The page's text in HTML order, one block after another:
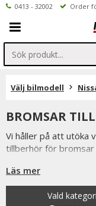
0413 - 32002 Order
Välj bilmodell
BROMSAR
Vi håller på att utöka
tillberhör för bromsar
Hittar ni ej vad ni
Läs mer
Vald